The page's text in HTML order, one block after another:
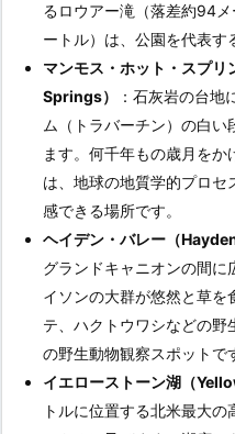
るロウアー滝（落差約94
ートル）は、公園を代表す
マンモス・ホット・スプ
Springs）
：石灰岩の台地
ム（トラバーチン）の白
ます。何千年もの歳月を
は、地球の地質学的プロ
感できる場所です。
ヘイデン・バレー（
グランドキャニオンの間
イソンの大群が悠然と草を
テ、ハクトウワシなどの
の野生動物観察スポットで
イエローストーン湖（
トルに位置する北米最大